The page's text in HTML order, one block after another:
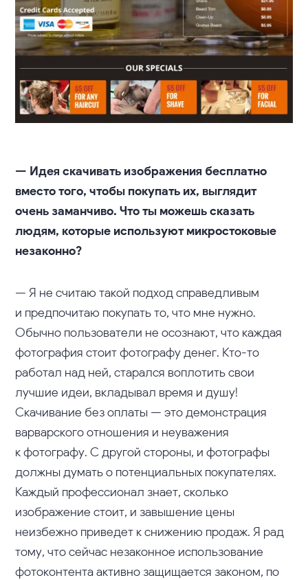
— Идея скачивать изображения бесплатно
вместо того, чтобы покупать их, выглядит
очень заманчиво. Что ты можешь сказать
людям, которые используют микростоковые
незаконно?
— Я не считаю такой подход справедливым
и предпочитаю покупать то, что мне нужно.
Обычно пользователи не осознают, что каждая
фотография стоит фотографу денег. Кто-то
работал над ней, старался воплотить свои
лучшие идеи, вкладывал время и душу!
Скачивание без оплаты — это демонстрация
варварского отношения и неуважения
к фотографу. С другой стороны, и фотографы
должны думать о потенциальных покупателях.
Каждый профессионал знает, сколько
изображение стоит, и завышение цены
неизбежно приведет к снижению продаж. Я рад
тому, что сейчас незаконное использование
фотоконтента активно защищается законом, по